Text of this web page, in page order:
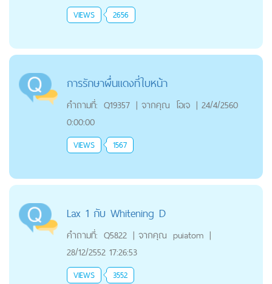
VIEWS 2656
การรักษาผื่นแดงที่ใบหน้า
คำถามที่: Q19357 | จากคุณ โอเจ | 24/4/2560
0:00:00
VIEWS 1567
Lax 1 กับ Whitening D
คำถามที่: Q5822 | จากคุณ puiatom |
28/12/2552 17:26:53
VIEWS 3552